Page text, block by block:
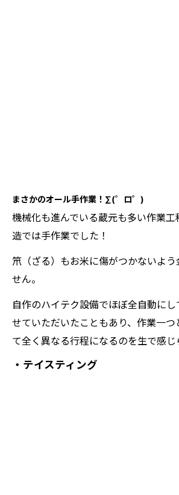
まさかのオール手作業！∑(゜ロ゜)
機械化も進んでいる蔵元も多い作業
造では手作業でした！
笊（ざる）もお米に傷がつかないよ
せん。
自作のハイテク設備でほぼ全自動に
せていただいたこともあり、作業一つ
て全く異なる行程になるのを生で感じ
・テイスティング